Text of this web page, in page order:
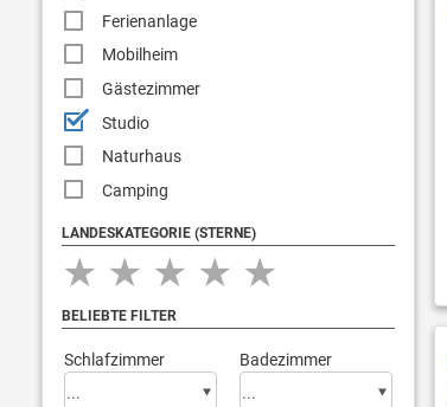
Ferienanlage
Mobilheim
Gästezimmer
Studio
Naturhaus
Camping
LANDESKATEGORIE (STERNE)
★
★
★
★
★
BELIEBTE FILTER
Schlafzimmer Badezimmer